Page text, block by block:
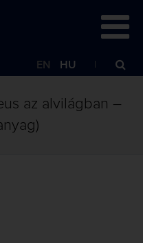
EN HU
az alvilágban –